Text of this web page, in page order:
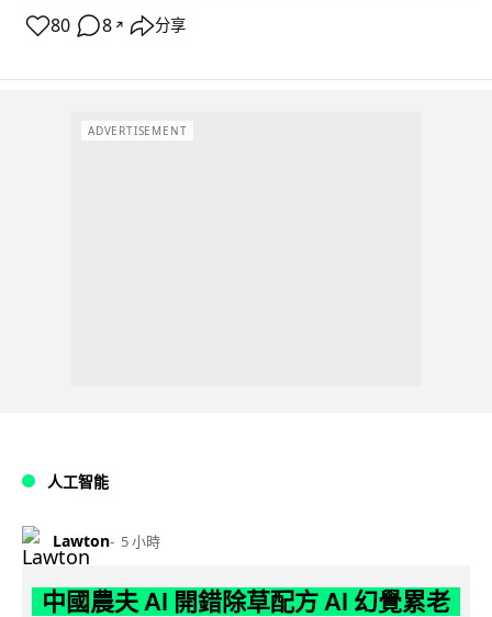
80 8 ↗ 分享
ADVERTISEMENT
人工智能
Lawton 5 小時
中國農夫 AI 開錯除草配方 AI 幻覺累老